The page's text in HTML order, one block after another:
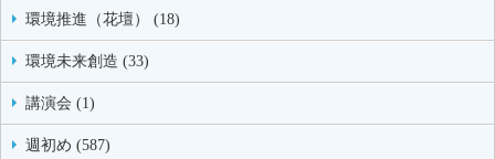
環境推進（花壇） (18)
環境未来創造 (33)
講演会 (1)
週初め (587)